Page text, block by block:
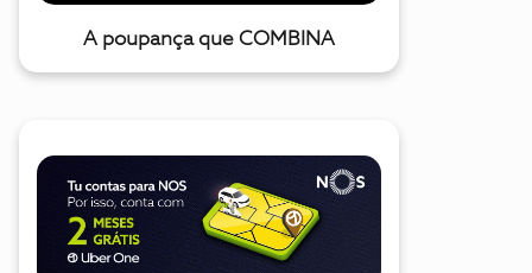
A poupança que COMBINA